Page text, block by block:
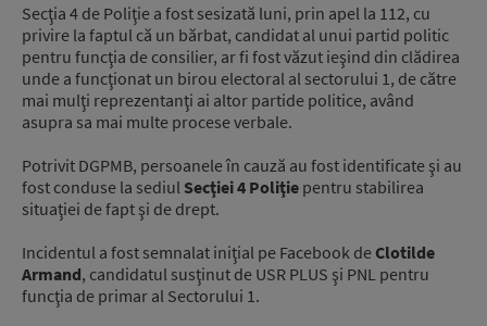
Secţia 4 de Poliţie a fost sesizată luni, prin apel la 112, cu
privire la faptul că un bărbat, candidat al unui partid politic
pentru funcţia de consilier, ar fi fost văzut ieşind din clădirea
unde a funcţionat un birou electoral al sectorului 1, de către
mai mulţi reprezentanţi ai altor partide politice, având
asupra sa mai multe procese verbale.
Potrivit DGPMB, persoanele în cauză au fost identificate şi au
fost conduse la sediul Secţiei 4 Poliţie pentru stabilirea
situaţiei de fapt şi de drept.
Incidentul a fost semnalat iniţial pe Facebook de Clotilde
Armand, candidatul susţinut de USR PLUS şi PNL pentru
funcţia de primar al Sectorului 1.